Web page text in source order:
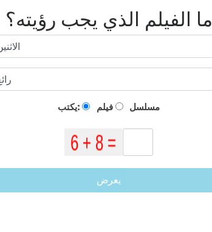
ما الفيلم الذي يجب رؤيته؟
يكتب: فيلم مسلسل
يعرض